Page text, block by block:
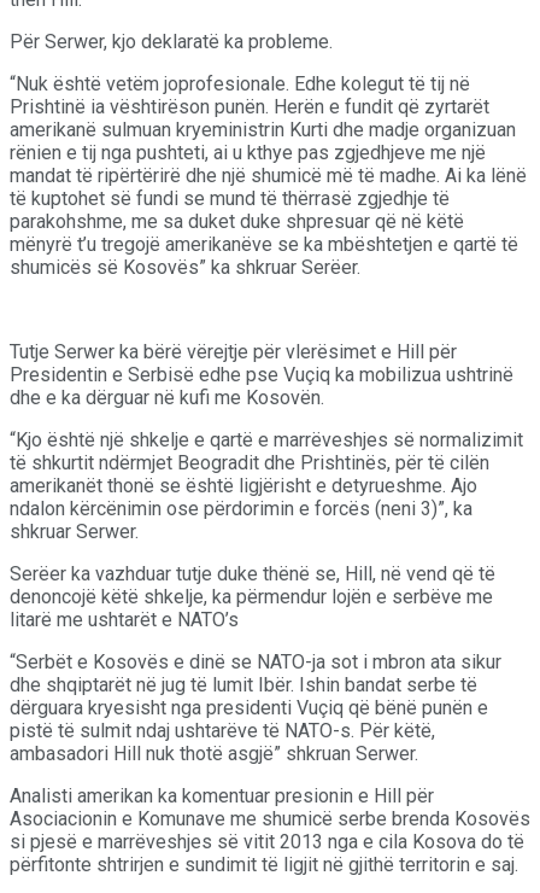
Për Serwer, kjo deklaratë ka probleme.
“Nuk është vetëm joprofesionale. Edhe kolegut të tij në
Prishtinë ia vështirëson punën. Herën e fundit që zyrtarët
amerikanë sulmuan kryeministrin Kurti dhe madje organizuan
rënien e tij nga pushteti, ai u kthye pas zgjedhjeve me një
mandat të ripërtërirë dhe një shumicë më të madhe. Ai ka lënë
të kuptohet së fundi se mund të thërrasë zgjedhje të
parakohshme, me sa duket duke shpresuar që në këtë
mënyrë t’u tregojë amerikanëve se ka mbështetjen e qartë të
shumicës së Kosovës” ka shkruar Serëer.
Tutje Serwer ka bërë vërejtje për vlerësimet e Hill për
Presidentin e Serbisë edhe pse Vuçiq ka mobilizua ushtrinë
dhe e ka dërguar në kufi me Kosovën.
“Kjo është një shkelje e qartë e marrëveshjes së normalizimit
të shkurtit ndërmjet Beogradit dhe Prishtinës, për të cilën
amerikanët thonë se është ligjërisht e detyrueshme. Ajo
ndalon kërcënimin ose përdorimin e forcës (neni 3)”, ka
shkruar Serwer.
Serëer ka vazhduar tutje duke thënë se, Hill, në vend që të
denoncojë këtë shkelje, ka përmendur lojën e serbëve me
litarë me ushtarët e NATO’s
“Serbët e Kosovës e dinë se NATO-ja sot i mbron ata sikur
dhe shqiptarët në jug të lumit Ibër. Ishin bandat serbe të
dërguara kryesisht nga presidenti Vuçiq që bënë punën e
pistë të sulmit ndaj ushtarëve të NATO-s. Për këtë,
ambasadori Hill nuk thotë asgjë” shkruan Serwer.
Analisti amerikan ka komentuar presionin e Hill për
Asociacionin e Komunave me shumicë serbe brenda Kosovës
si pjesë e marrëveshjes së vitit 2013 nga e cila Kosova do të
përfitonte shtrirjen e sundimit të ligjit në gjithë territorin e saj.